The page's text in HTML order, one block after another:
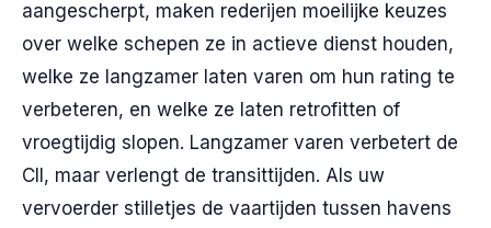
aangescherpt, maken rederijen moeilijke keuzes
over welke schepen ze in actieve dienst houden,
welke ze langzamer laten varen om hun rating te
verbeteren, en welke ze laten retrofitten of
vroegtijdig slopen. Langzamer varen verbetert de
CII, maar verlengt de transittijden. Als uw
vervoerder stilletjes de vaartijden tussen havens